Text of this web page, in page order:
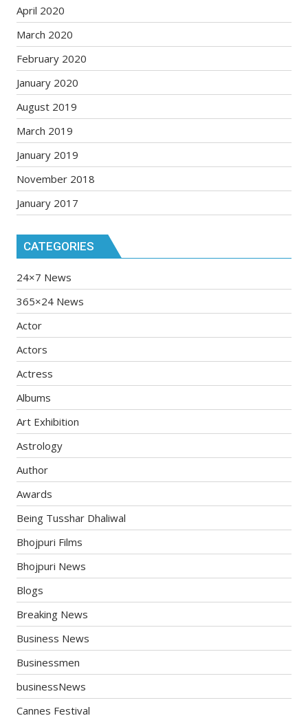
April 2020
March 2020
February 2020
January 2020
August 2019
March 2019
January 2019
November 2018
January 2017
CATEGORIES
24×7 News
365×24 News
Actor
Actors
Actress
Albums
Art Exhibition
Astrology
Author
Awards
Being Tusshar Dhaliwal
Bhojpuri Films
Bhojpuri News
Blogs
Breaking News
Business News
Businessmen
businessNews
Cannes Festival